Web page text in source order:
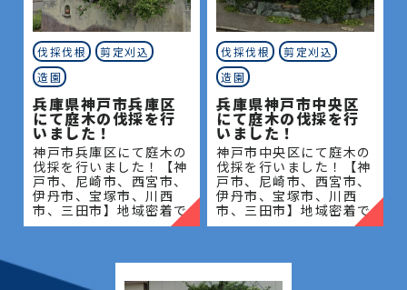
伐採伐根
剪定刈込
造園
兵庫県神戸市兵庫区
にて庭木の伐採を行
いました！
神戸市兵庫区にて庭木の
伐採を行いました！【神
戸市、尼崎市、西宮市、
伊丹市、宝塚市、川西
市、三田市】地域密着で
伐採・抜根・剪定・草刈
当社にご相談ください！
当社
伐採伐根
剪定刈込
造園
兵庫県神戸市中央区
にて庭木の伐採を行
いました！
神戸市中央区にて庭木の
伐採を行いました！【神
戸市、尼崎市、西宮市、
伊丹市、宝塚市、川西
市、三田市】地域密着で
伐採・抜根・剪定・草刈
当社にご相談ください！
当社